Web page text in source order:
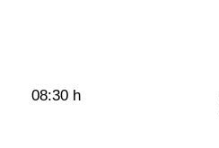
08:30 h